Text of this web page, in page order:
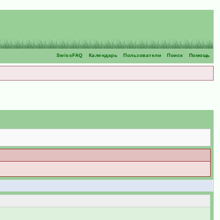
Помощь
Поиск
Пользователи
Календарь
SwissFAQ